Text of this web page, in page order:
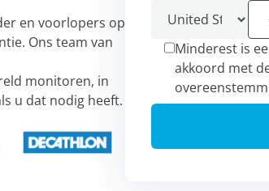
en voorlopers op
Ons team van
monitoren, in
u dat nodig heeft.
Minderest is
akkoord met